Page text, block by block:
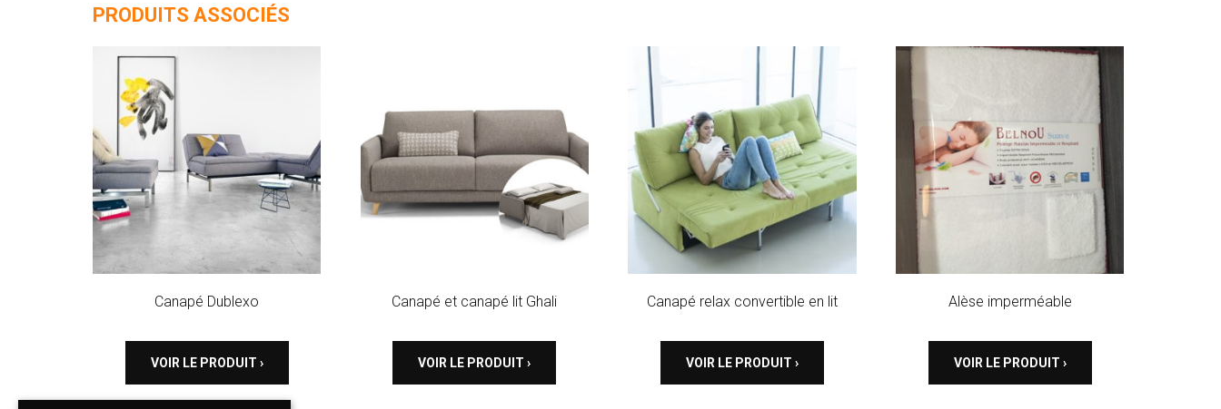
PRODUITS ASSOCIÉS
Canapé Dublexo
VOIR LE PRODUIT ›
Canapé et canapé lit Ghali
VOIR LE PRODUIT ›
Canapé relax convertible en lit
VOIR LE PRODUIT ›
Alèse imperméable
VOIR LE PRODUIT ›